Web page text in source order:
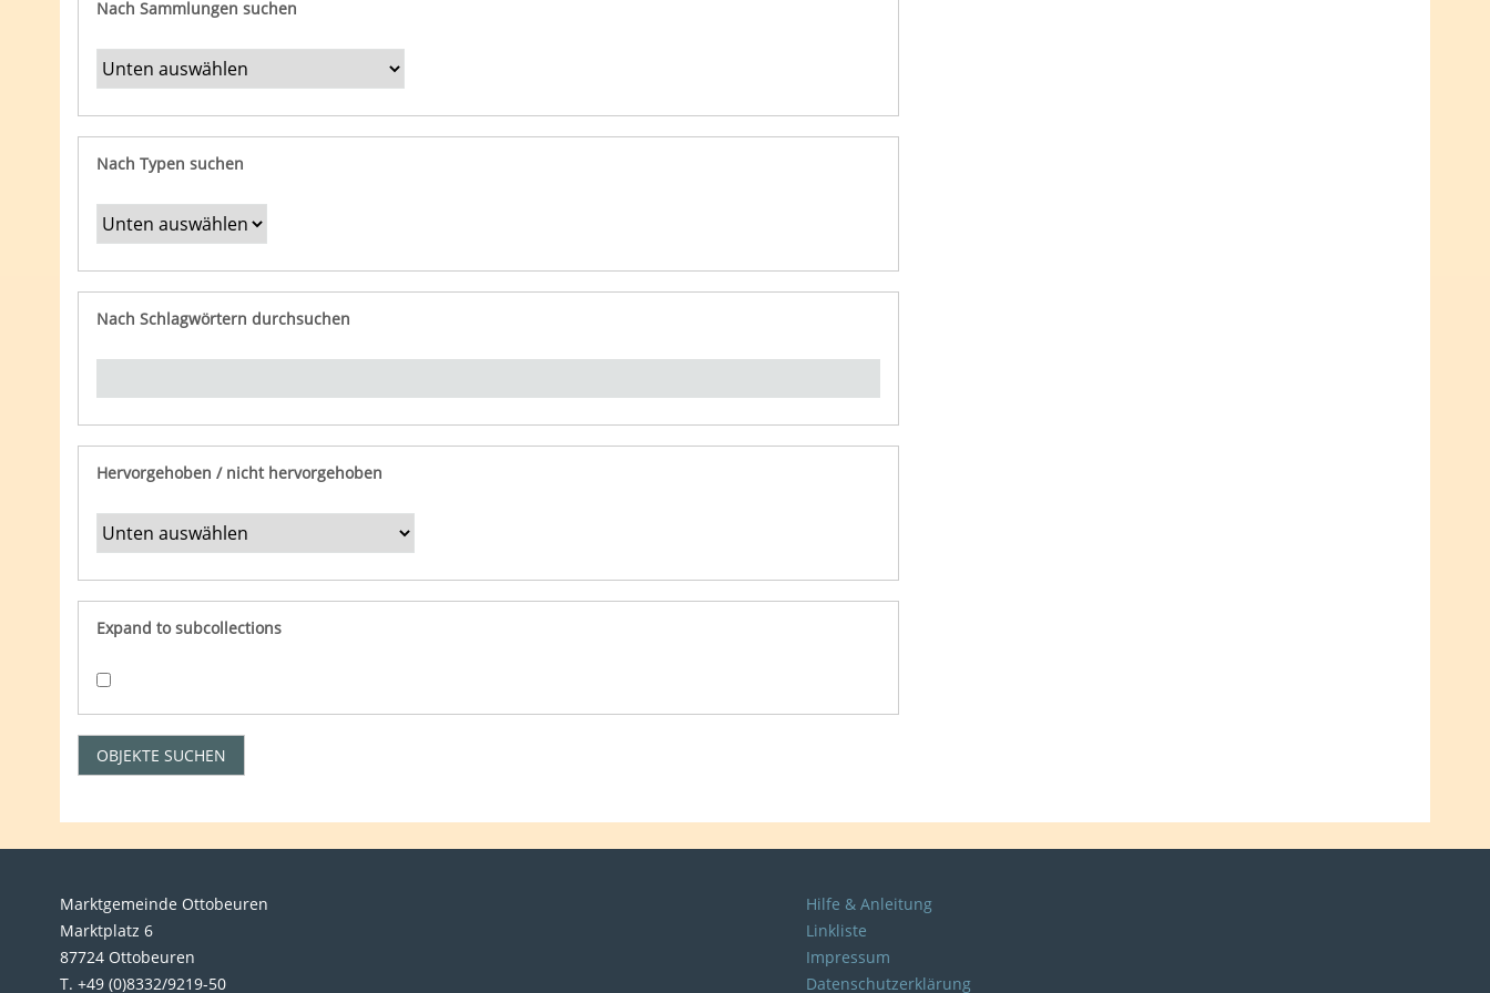
Nach Sammlungen suchen
Nach Typen suchen
Nach Schlagwörtern durchsuchen
Hervorgehoben / nicht hervorgehoben
Expand to subcollections
Marktgemeinde Ottobeuren
Marktplatz 6
87724 Ottobeuren
T. +49 (0)8332/9219-50
Hilfe & Anleitung
Linkliste
Impressum
Datenschutzerklärung